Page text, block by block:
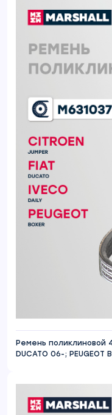
Ремень поликлиновой
DUCATO 06-; PEUGEOT